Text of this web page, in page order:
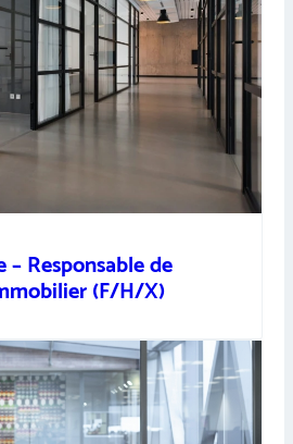
– Responsable de
(F/H/X)